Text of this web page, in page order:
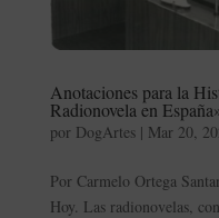
Anotaciones para la
Radionovela en
por DogArtes| Mar 20,
Por Carmelo Ortega
Hoy. Las radionovelas,